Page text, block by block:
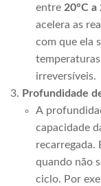
entre 20°C a
acelera as
com que ela
irreversíveis.
Profundidade
A
capacidade
recarregada.
quando não
ciclo. Por